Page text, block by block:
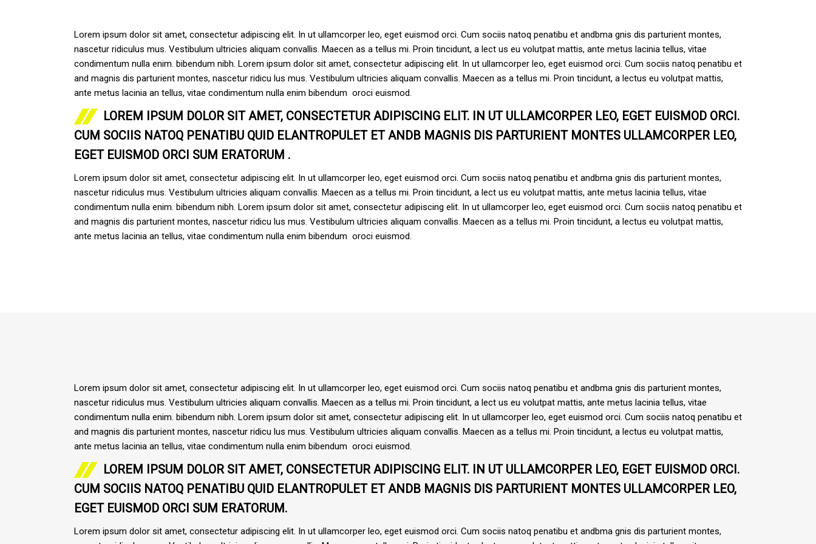
Lorem ipsum dolor sit amet, consectetur adipiscing elit. In ut ullamcorper leo, eget euismod orci. Cum sociis natoq penatibu et andbma gnis dis parturient montes,
nascetur ridiculus mus. Vestibulum ultricies aliquam convallis. Maecen as a tellus mi. Proin tincidunt, a lect us eu volutpat mattis, ante metus lacinia tellus, vitae
condimentum nulla enim. bibendum nibh. Lorem ipsum dolor sit amet, consectetur adipiscing elit. In ut ullamcorper leo, eget euismod orci. Cum sociis natoq penatibu et
and magnis dis parturient montes, nascetur ridicu lus mus. Vestibulum ultricies aliquam convallis. Maecen as a tellus mi. Proin tincidunt, a lectus eu volutpat mattis,
ante metus lacinia an tellus, vitae condimentum nulla enim bibendum oroci euismod.
LOREM IPSUM DOLOR SIT AMET, CONSECTETUR ADIPISCING ELIT. IN UT ULLAMCORPER LEO, EGET EUISMOD ORCI.
CUM SOCIIS NATOQ PENATIBU QUID ELANTROPULET ET ANDB MAGNIS DIS PARTURIENT MONTES ULLAMCORPER LEO,
EGET EUISMOD ORCI SUM ERATORUM .
Lorem ipsum dolor sit amet, consectetur adipiscing elit. In ut ullamcorper leo, eget euismod orci. Cum sociis natoq penatibu et andbma gnis dis parturient montes,
nascetur ridiculus mus. Vestibulum ultricies aliquam convallis. Maecen as a tellus mi. Proin tincidunt, a lect us eu volutpat mattis, ante metus lacinia tellus, vitae
condimentum nulla enim. bibendum nibh. Lorem ipsum dolor sit amet, consectetur adipiscing elit. In ut ullamcorper leo, eget euismod orci. Cum sociis natoq penatibu et
and magnis dis parturient montes, nascetur ridicu lus mus. Vestibulum ultricies aliquam convallis. Maecen as a tellus mi. Proin tincidunt, a lectus eu volutpat mattis,
ante metus lacinia an tellus, vitae condimentum nulla enim bibendum oroci euismod.
Lorem ipsum dolor sit amet, consectetur adipiscing elit. In ut ullamcorper leo, eget euismod orci. Cum sociis natoq penatibu et andbma gnis dis parturient montes,
nascetur ridiculus mus. Vestibulum ultricies aliquam convallis. Maecen as a tellus mi. Proin tincidunt, a lect us eu volutpat mattis, ante metus lacinia tellus, vitae
condimentum nulla enim. bibendum nibh. Lorem ipsum dolor sit amet, consectetur adipiscing elit. In ut ullamcorper leo, eget euismod orci. Cum sociis natoq penatibu et
and magnis dis parturient montes, nascetur ridicu lus mus. Vestibulum ultricies aliquam convallis. Maecen as a tellus mi. Proin tincidunt, a lectus eu volutpat mattis,
ante metus lacinia an tellus, vitae condimentum nulla enim bibendum oroci euismod.
LOREM IPSUM DOLOR SIT AMET, CONSECTETUR ADIPISCING ELIT. IN UT ULLAMCORPER LEO, EGET EUISMOD ORCI.
CUM SOCIIS NATOQ PENATIBU QUID ELANTROPULET ET ANDB MAGNIS DIS PARTURIENT MONTES ULLAMCORPER LEO,
EGET EUISMOD ORCI SUM ERATORUM.
Lorem ipsum dolor sit amet, consectetur adipiscing elit. In ut ullamcorper leo, eget euismod orci. Cum sociis natoq penatibu et andbma gnis dis parturient montes,